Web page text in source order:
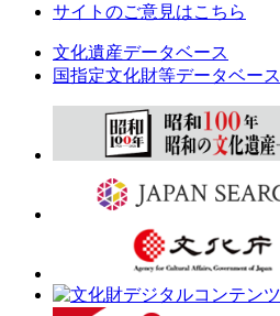
サイトのご意見はこちら
文化遺産データベース
国指定文化財等データベース